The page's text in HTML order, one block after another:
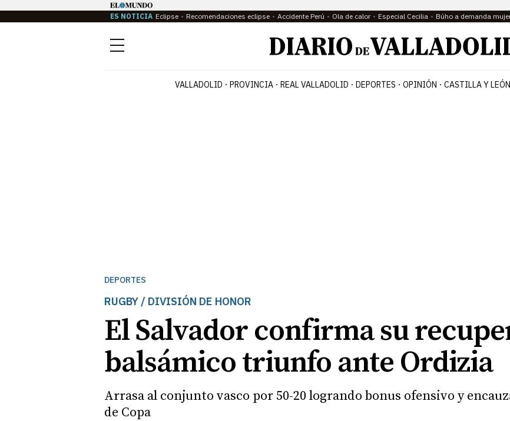
ES NOTICIA Eclipse Recomendaciones eclipse Accidente Perú Ola de calor Especial Cecilia Búho a demanda
Menú
VALLADOLID PROVINCIA REAL VALLADOLID DEPORTES OPINIÓN CASTILLA Y LEÓN
DEPORTES
RUGBY / DIVISIÓN DE HONOR
El Salvador confirma su
balsámico triunfo ante Ordizia
Arrasa al conjunto vasco por 50-20 logrando bonus ofensivo y
de Copa